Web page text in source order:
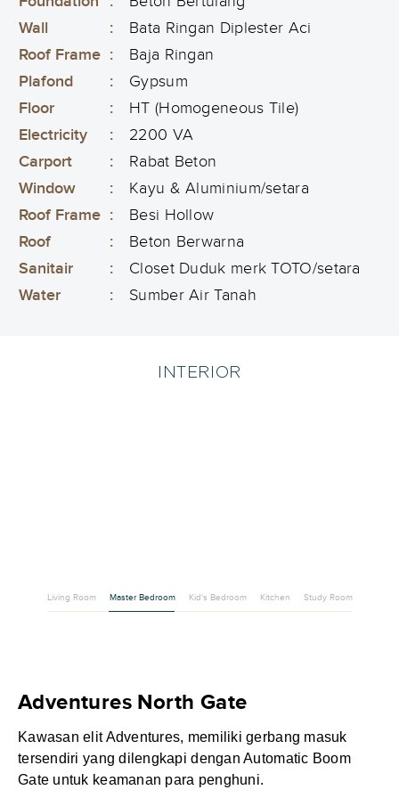
Wall
:
Bata Ringan Diplester Aci
Roof Frame :
Baja Ringan
Plafond
:
Gypsum
Floor
:
HT (Homogeneous Tile)
Electricity
:
2200 VA
Carport
:
Rabat Beton
Window
:
Kayu & Aluminium/setara
Roof Frame :
Besi Hollow
Roof
:
Beton Berwarna
Sanitair
:
Closet Duduk merk TOTO/setara
Water
: Sumber Air Tanah
INTERIOR
Living Room Master Bedroom Kid's Bedroom Kitchen Study Room
Adventures North Gate
Kawasan elit Adventures, memiliki gerbang masuk
tersendiri yang dilengkapi dengan Automatic Boom
Gate untuk keamanan para penghuni.